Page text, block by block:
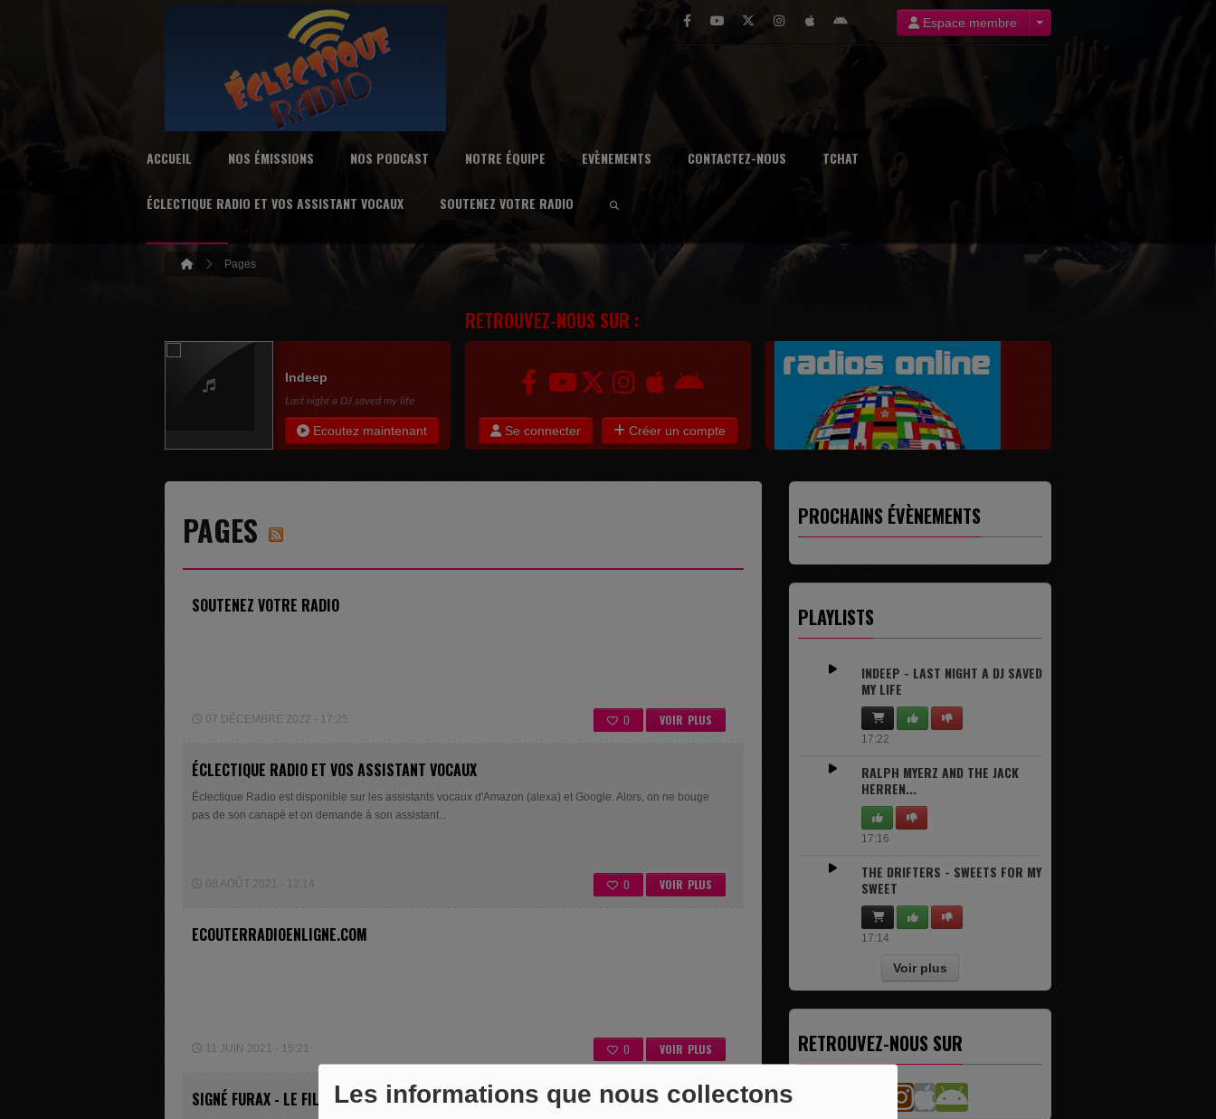
Les informations que nous collectons
Espace membre
ACCUEIL NOS ÉMISSIONS NOS PODCAST NOTRE ÉQUIPE EVÈNEMENTS CONTACTEZ-NOUS TCHAT
ÉCLECTIQUE RADIO ET VOS ASSISTANT VOCAUX SOUTENEZ VOTRE RADIO
Pages
Indeep
Last night a DJ saved my life
Ecoutez maintenant
RETROUVEZ-NOUS SUR :
Se connecter Créer un compte
Mail :contact@eclectique-radio.fr
PAGES
SOUTENEZ VOTRE RADIO
VOIR PLUS
0
07 DÉCEMBRE 2022 - 17:25
ÉCLECTIQUE RADIO ET VOS ASSISTANT VOCAUX
Éclectique Radio est disponible sur les assistants vocaux d'Amazon (alexa) et Google. Alors, on ne bouge
pas de son canapé et on demande à son assistant...
VOIR PLUS
0
08 AOÛT 2021 - 12:14
ECOUTERRADIOENLIGNE.COM
VOIR PLUS
0
11 JUIN 2021 - 15:21
SIGNÉ FURAX - LE FILS DE FURAX
PROCHAINS ÉVÈNEMENTS
PLAYLISTS
INDEEP - LAST NIGHT A DJ SAVED
MY LIFE
17:22
RALPH MYERZ AND THE JACK
HERREN...
17:16
THE DRIFTERS - SWEETS FOR MY
SWEET
17:14
Voir plus
RETROUVEZ-NOUS SUR